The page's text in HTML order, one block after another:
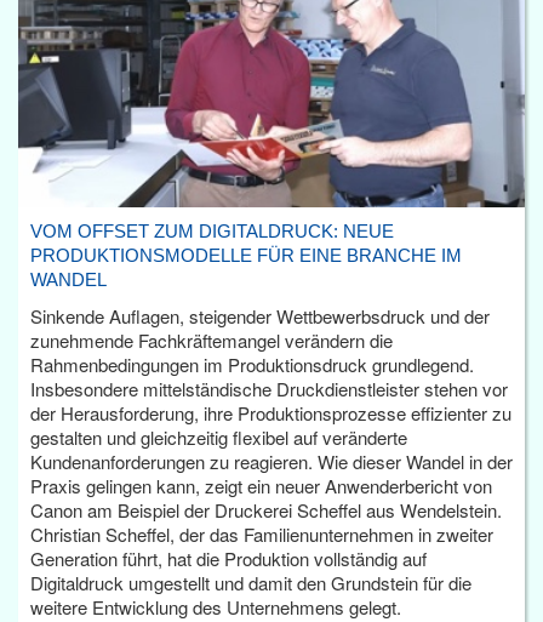
VOM OFFSET ZUM DIGITALDRUCK: NEUE
PRODUKTIONSMODELLE FÜR EINE BRANCHE IM
WANDEL
Sinkende Auflagen, steigender Wettbewerbsdruck und der
zunehmende Fachkräftemangel verändern die
Rahmenbedingungen im Produktionsdruck grundlegend.
Insbesondere mittelständische Druckdienstleister stehen vor
der Herausforderung, ihre Produktionsprozesse effizienter zu
gestalten und gleichzeitig flexibel auf veränderte
Kundenanforderungen zu reagieren. Wie dieser Wandel in der
Praxis gelingen kann, zeigt ein neuer Anwenderbericht von
Canon am Beispiel der Druckerei Scheffel aus Wendelstein.
Christian Scheffel, der das Familienunternehmen in zweiter
Generation führt, hat die Produktion vollständig auf
Digitaldruck umgestellt und damit den Grundstein für die
weitere Entwicklung des Unternehmens gelegt.